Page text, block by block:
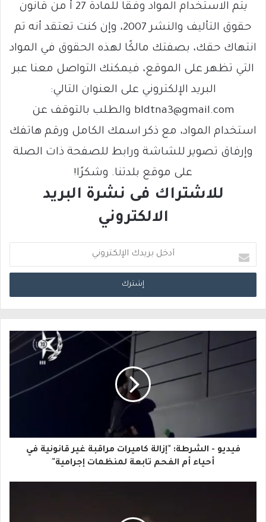
يتم الاستخدام المواد وفقًا للمادة 27 أ من قانون
حقوق التأليف والنشر 2007، وإن كنت تعتقد أنه تم
انتهاك حقك، بصفتك مالكًا لهذه الحقوق في المواد
التي تظهر على الموقع، فيمكنك التواصل معنا عبر
البريد الإلكتروني على العنوان التالي:
bldtna3@gmail.com والطلب بالتوقف عن
استخدام المواد، مع ذكر اسمك الكامل ورقم هاتفك
وإرفاق تصوير للشاشة ورابط للصفحة ذات الصلة
على موقع بلدتنا. وشكرًا!
للاشتراك فى نشرة البريد
الالكتروني
د
خ
ب
د
ا
إ
فيديو - الشرطة: "إزالة كاميرات مراقبة غير قانونية في
أحياء أم الفحم تابعة لمنظمات إجرامية"